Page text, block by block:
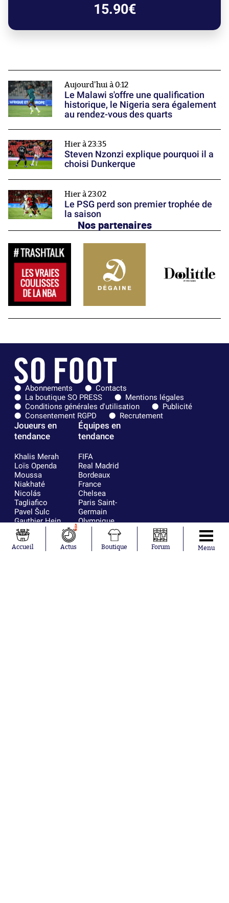
15.90€
Aujourd'hui à 0:12
Le Malawi s'offre une qualification
historique, le Nigeria sera également
au rendez-vous des quarts
Hier à 23:35
Steven Nzonzi explique pourquoi il a
choisi Dunkerque
Hier à 23:02
Le PSG perd son premier trophée de
la saison
Nos partenaires
Abonnements
Contacts
La boutique SO PRESS
Mentions légales
Conditions générales d'utilisation
Publicité
Consentement RGPD
Recrutement
Joueurs en
tendance
Khalis Merah
Loïs Openda
Moussa
Niakhaté
Nicolás
Tagliafico
Pavel Šulc
Gauthier Hein
Lionel Messi
Gonzalo
García Torres
Équipes en
tendance
FIFA
Real Madrid
Bordeaux
France
Chelsea
Paris Saint-
Germain
Olympique
RC Strasbourg
Accueil
1
Actus Boutique Forum Menu